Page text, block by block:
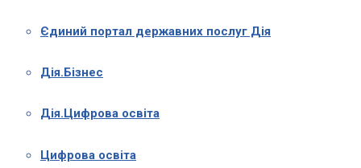
Єдиний портал державних послуг Дія
Дія.Бізнес
Дія.Цифрова освіта
Цифрова освіта